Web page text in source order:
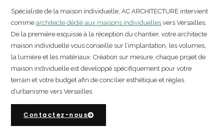
Spécialiste de la maison individuelle, AC ARCHITECTURE intervient
commearchitecte dédié aux maisons individuelles vers Versailles.
De la première esquisse à la réception du chantier, votre architecte
maison individuelle vous conseille sur l’implantation, les volumes,
la lumière et les matériaux. Création sur mesure, chaque projet de
maison individuelle est développé spécifiquement pour votre
terrain et votre budget afin de concilier esthétique et règles
d’urbanisme vers Versailles
Contactez-nous